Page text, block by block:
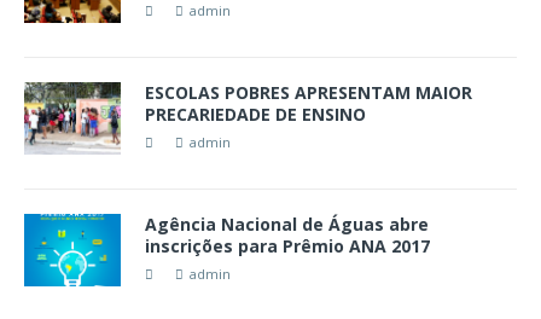
admin
ESCOLAS POBRES APRESENTAM MAIOR
PRECARIEDADE DE ENSINO
admin
Agência Nacional de Águas abre
inscrições para Prêmio ANA 2017
admin